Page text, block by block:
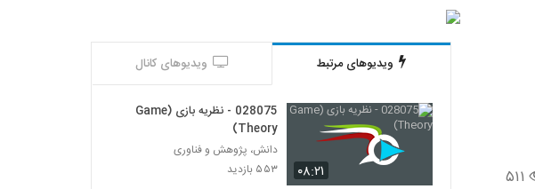
10
028011 - مدیریت پیچیدگی (Complexity
Management)
۴۸۹ بازدید
028012 - مدیریت پیچیدگی (Complexity
Management)
۴۶۷ بازدید ۵۱۱
ویدیوهای مرتبط ویدیوهای کانال
۰۸:۲۱
028075 - نظریه بازی (Game
Theory)
دانش، پژوهش و فناوری
۵۵۳ بازدید